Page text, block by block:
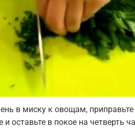
в миску к овощам,
оставьте в покое на четверть